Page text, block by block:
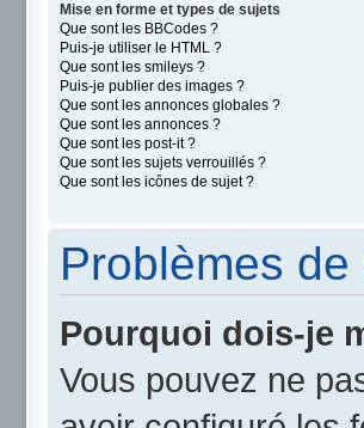
Mise en forme et types de sujets
Que sont les BBCodes ?
Puis-je utiliser le HTML ?
Que sont les smileys ?
Puis-je publier des images ?
Que sont les annonces globales ?
Que sont les annonces ?
Que sont les post-it ?
Que sont les sujets verrouillés ?
Que sont les icônes de sujet ?
Problèmes
Pourquoi dois-je
Vous pouvez ne